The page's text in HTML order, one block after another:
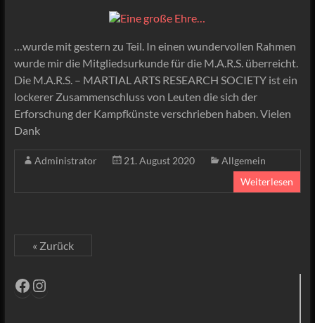
…wurde mit gestern zu Teil. In einen wundervollen Rahmen
wurde mir die Mitgliedsurkunde für die M.A.R.S. überreicht.
Die M.A.R.S. – MARTIAL ARTS RESEARCH SOCIETY ist ein
lockerer Zusammenschluss von Leuten die sich der
Erforschung der Kampfkünste verschrieben haben. Vielen
Dank
Administrator 21. August 2020
Allgemein
Weiterlesen
« Zurück
Facebook
Instagram